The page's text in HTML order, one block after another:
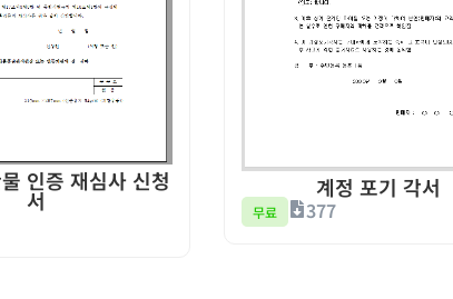
인증 재심사 신청
서 계정 포기 각서
무료 377